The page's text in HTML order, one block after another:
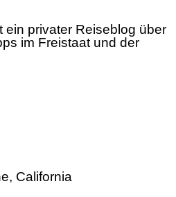
ein privater Reiseblog über
im Freistaat und der
California